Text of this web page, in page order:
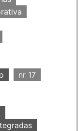
nr 17